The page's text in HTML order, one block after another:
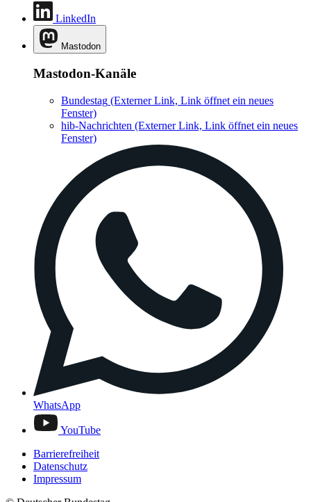
LinkedIn
Mastodon
Mastodon-Kanäle
Bundestag (Externer Link, Link öffnet ein neues
Fenster)
hib-Nachrichten (Externer Link, Link öffnet ein neues
Fenster)
WhatsApp
YouTube
Barrierefreiheit
Datenschutz
Impressum